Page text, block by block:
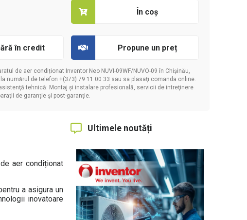
În coș
în credit Propune un preț
de aer condiționat Inventor Neo NUVI-09WF/NUVO-09 în Chișinău,
numărul de telefon +(373) 79 11 00 33 sau sa plasaţi comanda online.
tehnică: Montaj și instalare profesională, servicii de intreţinere
de garanție și post-garanție.
aer condiționat
a asigura un
inovatoare
Ultimele noutăți
Trimite propunerea